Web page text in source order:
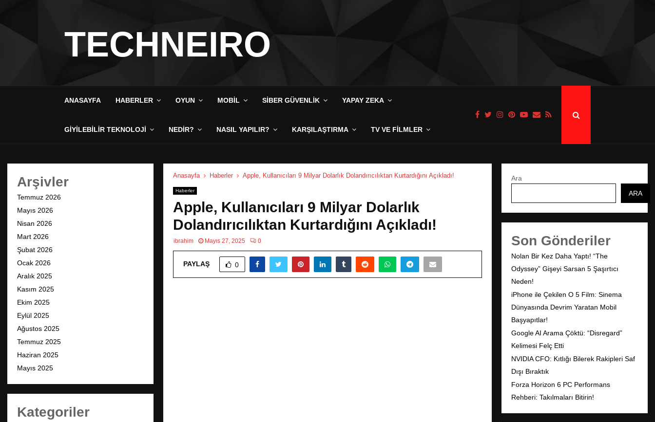
TECHNEIRO
ANASAYFA HABERLER OYUN MOBIL SIBER GÜVENLIK YAPAY ZEKA
GIYILEBILIR TEKNOLOJI NEDIR? NASIL YAPILIR? KARŞILAŞTIRMA TV VE FILMLER
Anasayfa Haberler Apple, Kullanıcıları 9 Milyar Dolarlık Dolandırıcılıktan Kurtardığını Açıkladı!
Haberler
Apple, Kullanıcıları 9 Milyar Dolarlık
Dolandırıcılıktan Kurtardığını Açıkladı!
ibrahim Mayıs 27, 2025 0
PAYLAŞ 0
Arşivler
Temmuz 2026
Mayıs 2026
Nisan 2026
Mart 2026
Şubat 2026
Ocak 2026
Aralık 2025
Kasım 2025
Ekim 2025
Eylül 2025
Ağustos 2025
Temmuz 2025
Haziran 2025
Mayıs 2025
Kategoriler
Ara
ARA
Son Gönderiler
Nolan Bir Kez Daha Yaptı! “The
Odyssey” Gişeyi Sarsan 5 Şaşırtıcı
Neden!
iPhone ile Çekilen O 5 Film: Sinema
Dünyasında Devrim Yaratan Mobil
Başyapıtlar!
Google AI Arama Çöktü: “Disregard”
Kelimesi Felç Etti
NVIDIA CFO: Kıtlığı Bilerek Rakipleri Saf
Dışı Bıraktık
Forza Horizon 6 PC Performans
Rehberi: Takılmaları Bitirin!